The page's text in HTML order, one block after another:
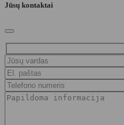
Jūsų kontaktai